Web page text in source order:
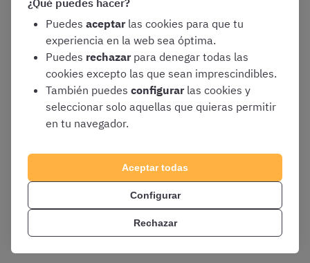
¿Qué puedes hacer?
Puedes aceptar las cookies para que tu
experiencia en la web sea óptima.
Puedes rechazar para denegar todas las
cookies excepto las que sean imprescindibles.
También puedes configurar las cookies y
seleccionar solo aquellas que quieras permitir
en tu navegador.
Aceptar todas
Configurar
Rechazar